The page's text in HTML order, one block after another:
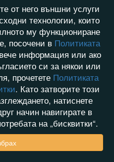
от него външни услуги
технологии, които
му функциониране
посочени в Политиката
информация или ако
си за някои или
прочетете Политиката
. Като затворите този
натиснете
начин навигирате в
на „бисквитки“.